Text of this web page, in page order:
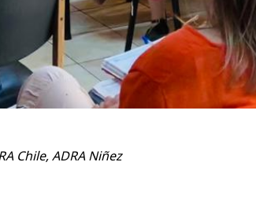
Chile,ADRA Niñez